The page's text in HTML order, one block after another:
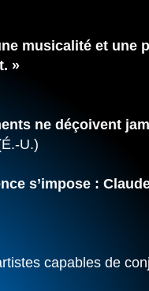
musicalité et une
»
ne déçoivent
U.)
s’impose :
capables de